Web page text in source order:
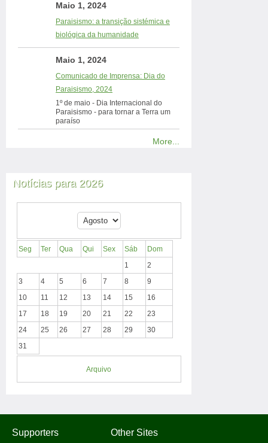
Maio 1, 2024
Paraisismo: a transição sistémica e
biológica da humanidade
Maio 1, 2024
Comunicado de Imprensa: Dia do
Paraisismo, 2024
1º de maio - Dia Internacional do
Paraisismo - para tornar a Terra um
paraíso
More...
Notícias para 2026
Seg Ter Qua Qui Sex Sáb
Dom
1
2
3
4 5 6 7 8
9
10
11 12 13 14 15
16
17
18 19 20 21 22
23
24
25 26 27 28 29
30
31
Arquivo
Supporters Other Sites